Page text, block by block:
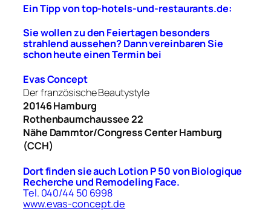
Ein Tipp von top-hotels-und-restaurants.de:
Sie wollen zu den Feiertagen besonders
strahlend aussehen? Dann vereinbaren Sie
schon heute einen Terminbei
Evas Concept
Der französische Beautystyle
20146 Hamburg
Rothenbaumchaussee 22
Nähe Dammtor/Congress Center Hamburg
(CCH)
Dort finden sie auchLotion P 50 vonBiologique
Recherche und Remodeling Face.
Tel. 040/44 50 6998
www.evas-concept.de